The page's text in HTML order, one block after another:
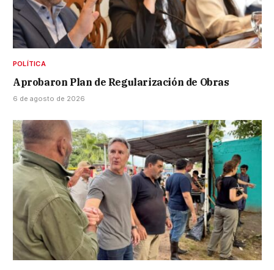
POLÍTICA
Aprobaron Plan de Regularización de Obras
6 de agosto de 2026